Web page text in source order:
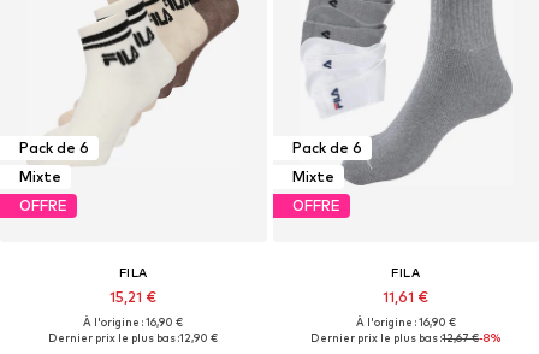
Pack de 6
Mixte
OFFRE
FILA
15,21 €
À l'origine : 16,90 €
Dernier prix le plus bas :12,90 €
Pack de 6
Mixte
OFFRE
FILA
11,61 €
À l'origine : 16,90 €
Dernier prix le plus bas :12,67 €-8%